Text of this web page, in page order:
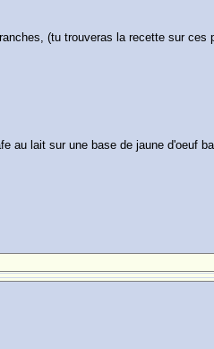
(tu trouveras la recette sur ces
lait sur une base de jaune d'oeuf